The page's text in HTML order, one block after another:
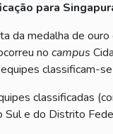
para
da medalha de
no campus
classificam-
classificadas
Sul e do Distrito